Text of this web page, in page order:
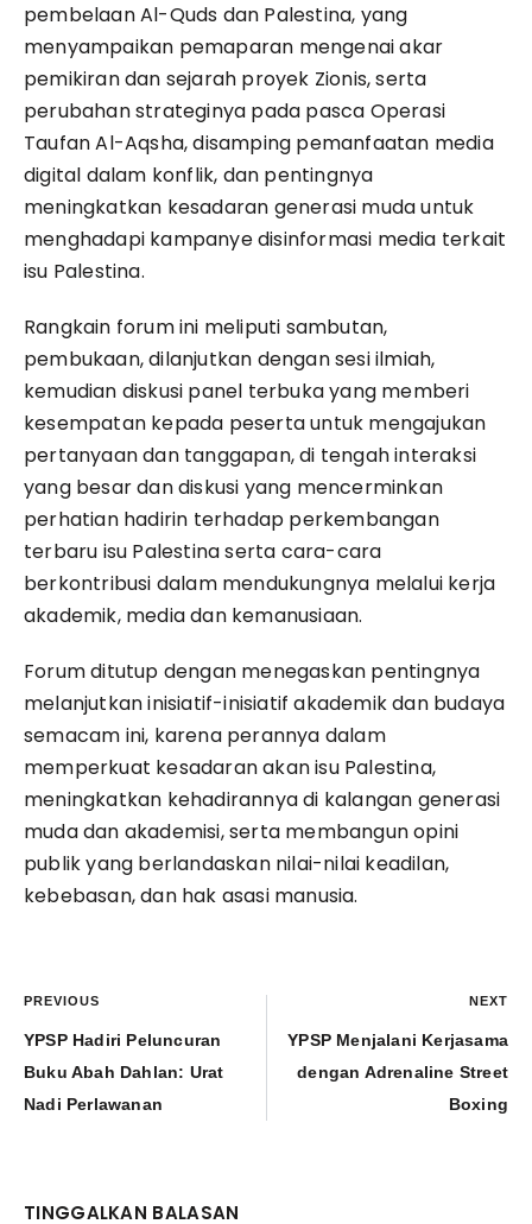
pembelaan Al-Quds dan Palestina, yang
menyampaikan pemaparan mengenai akar
pemikiran dan sejarah proyek Zionis, serta
perubahan strateginya pada pasca Operasi
Taufan Al-Aqsha, disamping pemanfaatan media
digital dalam konflik, dan pentingnya
meningkatkan kesadaran generasi muda untuk
menghadapi kampanye disinformasi media terkait
isu Palestina.
Rangkain forum ini meliputi sambutan,
pembukaan, dilanjutkan dengan sesi ilmiah,
kemudian diskusi panel terbuka yang memberi
kesempatan kepada peserta untuk mengajukan
pertanyaan dan tanggapan, di tengah interaksi
yang besar dan diskusi yang mencerminkan
perhatian hadirin terhadap perkembangan
terbaru isu Palestina serta cara-cara
berkontribusi dalam mendukungnya melalui kerja
akademik, media dan kemanusiaan.
Forum ditutup dengan menegaskan pentingnya
melanjutkan inisiatif-inisiatif akademik dan budaya
semacam ini, karena perannya dalam
memperkuat kesadaran akan isu Palestina,
meningkatkan kehadirannya di kalangan generasi
muda dan akademisi, serta membangun opini
publik yang berlandaskan nilai-nilai keadilan,
kebebasan, dan hak asasi manusia.
PREVIOUS
YPSP Hadiri Peluncuran
Buku Abah Dahlan: Urat
Nadi Perlawanan
NEXT
YPSP Menjalani Kerjasama
dengan Adrenaline Street
Boxing
TINGGALKAN BALASAN